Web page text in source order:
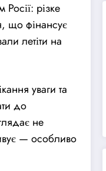
різке
що фінансує
летіти на
уваги та
до
не
— особливо